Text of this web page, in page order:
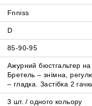
Fnniss
D
85-90-95
Ажурний бюстгальтер на
Бретель – знімна,
– гладка. Застібка 2
3 шт. / одного кольору